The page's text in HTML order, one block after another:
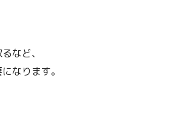
など、
になります。